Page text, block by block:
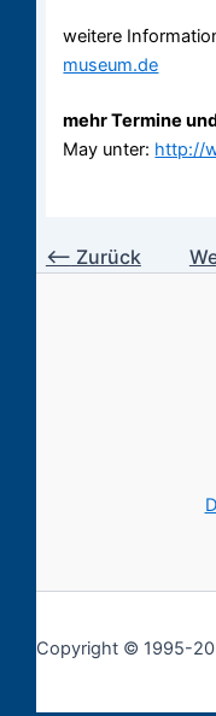
weitere
museum.de
mehr Termine
May unter: http://
⟵ Zurück
Copyright © 1995-